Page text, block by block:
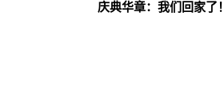
庆典华章： 我们回家了！